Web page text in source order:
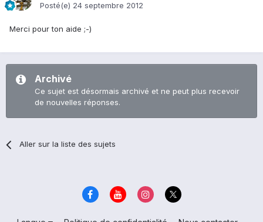
Posté(e) 24 septembre 2012
Merci pour ton aide ;-)
Archivé
Ce sujet est désormais archivé et ne peut plus recevoir
de nouvelles réponses.
Aller sur la liste des sujets